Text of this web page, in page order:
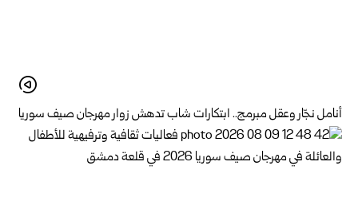
أنامل نجّار وعقل مبرمج.. ابتكارات شاب تدهش زوار مهرجان صيف سوريا